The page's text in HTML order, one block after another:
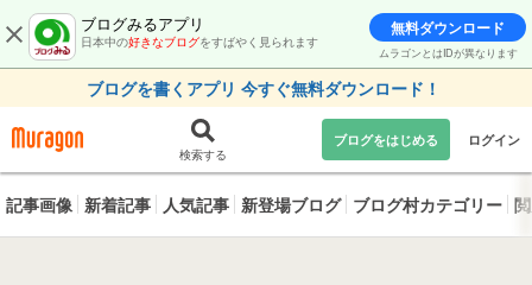
ブログみるアプリ
日本中の好きなブログをすばやく見られます
無料ダウンロード
ムラゴンとはIDが異なります
ブログを書くアプリ 今すぐ無料ダウンロード！
検索する
ブログをはじめる ログイン
記事画像 新着記事 人気記事 新登場ブログ ブログ村カテゴリー